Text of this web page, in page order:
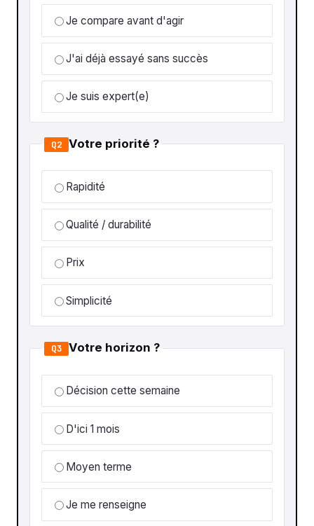
Je compare avant d'agir
J'ai déjà essayé sans succès
Je suis expert(e)
Q2 Votre priorité ?
Rapidité
Qualité / durabilité
Prix
Simplicité
Q3 Votre horizon ?
Décision cette semaine
D'ici 1 mois
Moyen terme
Je me renseigne